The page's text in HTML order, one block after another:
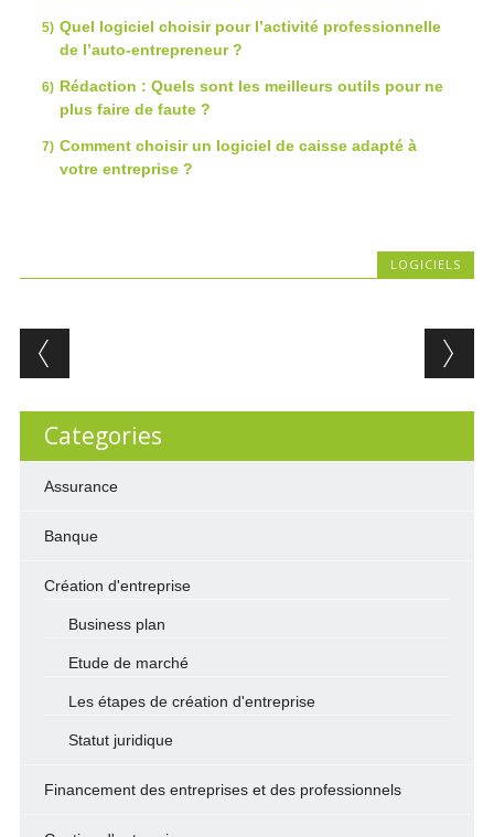
Quel logiciel choisir pour l’activité professionnelle
de l’auto-entrepreneur ?
Rédaction : Quels sont les meilleurs outils pour ne
plus faire de faute ?
Comment choisir un logiciel de caisse adapté à
votre entreprise ?
LOGICIELS
Post navigation
Categories
Assurance
Banque
Création d'entreprise
Business plan
Etude de marché
Les étapes de création d'entreprise
Statut juridique
Financement des entreprises et des professionnels